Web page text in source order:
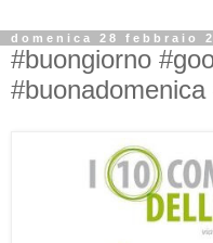
domenica 28 febbraio
#buongiorno